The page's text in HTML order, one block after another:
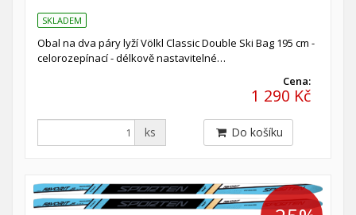
SKLADEM
Obal na dva páry lyží Völkl Classic Double Ski Bag 195 cm -
celorozepínací - délkově nastavitelné…
Cena:
1 290 Kč
ks Do košíku